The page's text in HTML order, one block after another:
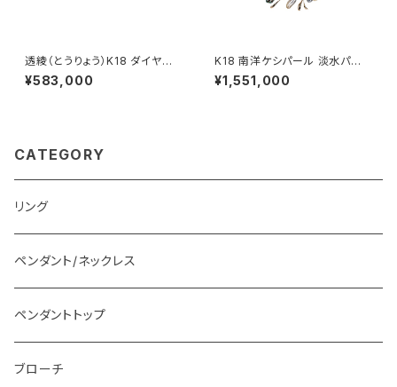
透綾（とうりょう）K18 ダイヤモ
ンド 透かしリング枠
¥583,000
K18 南洋ケシパール 淡水パー
ル ネックレス
¥1,551,000
CATEGORY
リング
ペンダント/ネックレス
ペンダントトップ
ブローチ